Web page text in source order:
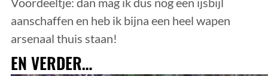
aanschaffen en heb ik bijna een heel wapen
arsenaal thuis staan!
EN VERDER…